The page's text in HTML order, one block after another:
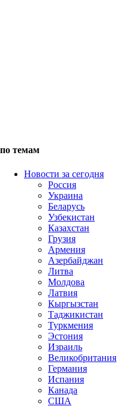
по темам
Новости за сегодня
Россия
Украина
Беларусь
Узбекистан
Казахстан
Грузия
Армения
Азербайджан
Литва
Молдова
Латвия
Кыргызстан
Таджикистан
Туркмения
Эстония
Израиль
Великобритания
Германия
Испания
Канада
США